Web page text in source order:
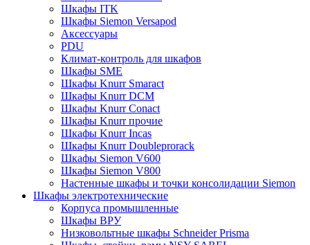
Шкафы ITK
Шкафы Siemon Versapod
Аксессуары
PDU
Климат-контроль для шкафов
Шкафы SME
Шкафы Knurr Smaract
Шкафы Knurr DCM
Шкафы Knurr Conact
Шкафы Knurr прочие
Шкафы Knurr Incas
Шкафы Knurr Doubleprorack
Шкафы Siemon V600
Шкафы Siemon V800
Настенные шкафы и точки консолидации Siemon
Шкафы электротехнические
Корпуса промышленные
Шкафы ВРУ
Низковольтные шкафы Schneider Prisma